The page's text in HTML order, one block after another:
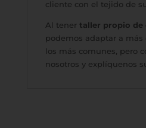
cliente con el tejido de
Al tener taller propio de
podemos adaptar a más
los más comunes, pero
nosotros y explíquenos